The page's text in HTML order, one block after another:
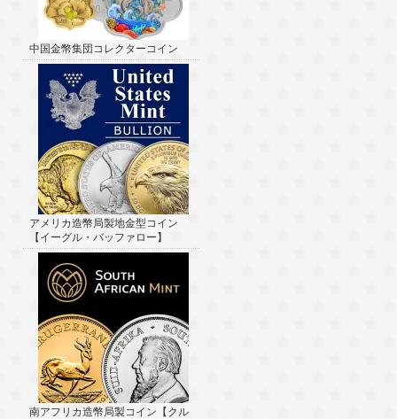
中国金幣集団コレクターコイン
アメリカ造幣局製地金型コイン
【イーグル・バッファロー】
南アフリカ造幣局製コイン【クル